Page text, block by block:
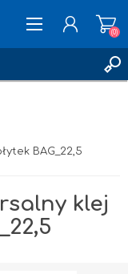
(0)
BAG_22,5
klej